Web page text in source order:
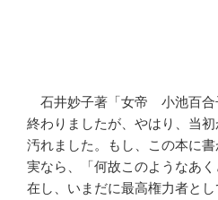
石井妙子著「女帝 小池百合
終わりましたが、やはり、当
汚れました。もし、この本に
実なら、「何故このようなあ
在し、いまだに最高権力者と